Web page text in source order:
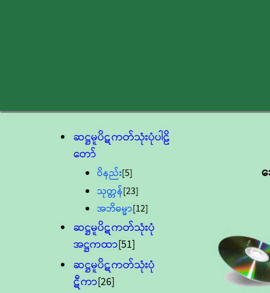
ဆဋ္ဌမူပိဋကတ်သုံးပုံပါဠိ
တော်
ဝိနည်း[5]
သုတ္တန်[23]
အဘိဓမ္မာ[12]
ဆဋ္ဌမူပိဋကတ်သုံးပုံ
အဋ္ဌကထာ[51]
ဆဋ္ဌမူပိဋကတ်သုံးပုံ
ဋီကာ[26]